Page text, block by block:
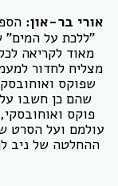
אורי בר-און:
"ללכת על המים"
מאוד לקריאה
מצליח לחדור
שפוקס
פוקס
עולמם ועל הסרט
ההחלטה של ניב